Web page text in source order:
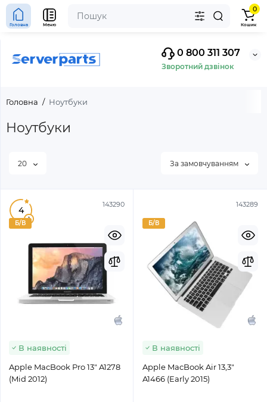
0 800 311 307
Зворотний дзвінок
Головна Меню
0
Кошик
Головна Ноутбуки
Ноутбуки
20 За замовчуванням
143290
Б/В
4
1
В наявності
Apple MacBook Pro 13" A1278
(Mid 2012)
143289
Б/В
В наявності
Apple MacBook Air 13,3"
A1466 (Early 2015)